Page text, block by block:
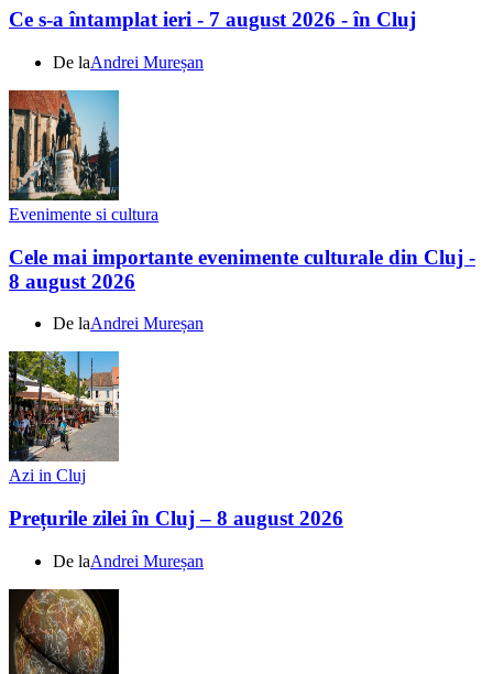
Ce s-a întamplat ieri - 7 august 2026 - în Cluj
De laAndrei Mureșan
Evenimente si cultura
Cele mai importante evenimente culturale din Cluj -
8 august 2026
De laAndrei Mureșan
Azi in Cluj
Prețurile zilei în Cluj – 8 august 2026
De laAndrei Mureșan